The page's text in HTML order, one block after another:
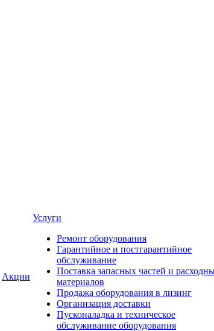
Акции
Услуги
Ремонт оборудования
Гарантийное и постгарантийное
обслуживание
Поставка запасных частей и
материалов
Продажа оборудования в лизинг
Организация доставки
Пусконаладка и техническое
обслуживание оборудования